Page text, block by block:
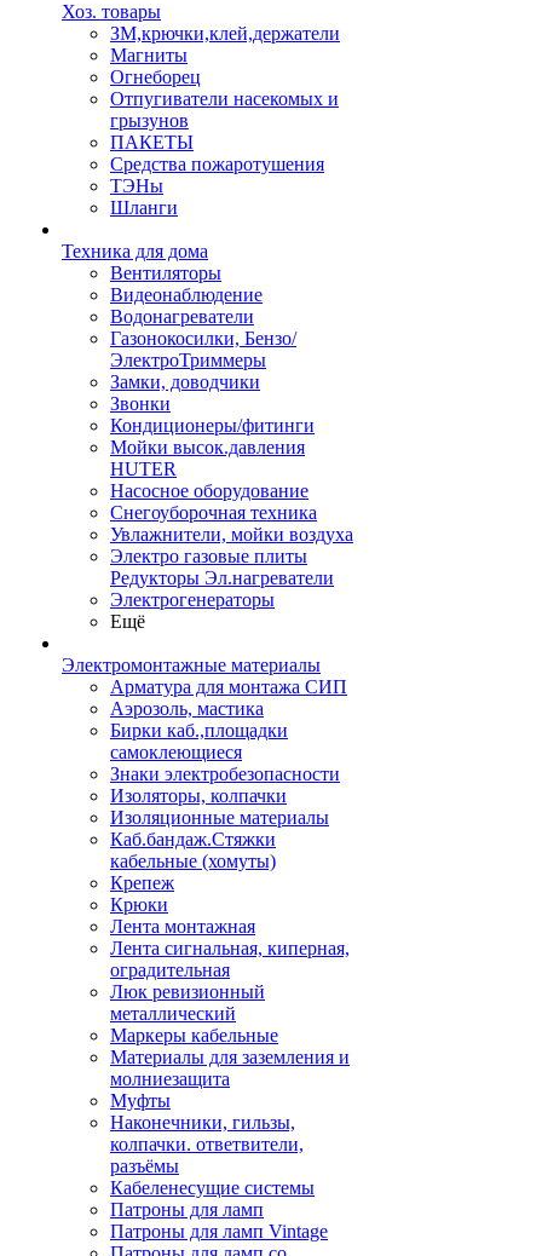
Хоз. товары
ЗМ,крючки,клей,держатели
Магниты
Огнеборец
Отпугиватели насекомых и
грызунов
ПАКЕТЫ
Средства пожаротушения
ТЭНы
Шланги
Техника для дома
Вентиляторы
Видеонаблюдение
Водонагреватели
Газонокосилки, Бензо/
ЭлектроТриммеры
Замки, доводчики
Звонки
Кондиционеры/фитинги
Мойки высок.давления
HUTER
Насосное оборудование
Снегоуборочная техника
Увлажнители, мойки воздуха
Электро газовые плиты
Редукторы Эл.нагреватели
Электрогенераторы
Ещё
Электромонтажные материалы
Арматура для монтажа СИП
Аэрозоль, мастика
Бирки каб.,площадки
самоклеющиеся
Знаки электробезопасности
Изоляторы, колпачки
Изоляционные материалы
Каб.бандаж.Стяжки
кабельные (хомуты)
Крепеж
Крюки
Лента монтажная
Лента сигнальная, киперная,
оградительная
Люк ревизионный
металлический
Маркеры кабельные
Материалы для заземления и
молниезащита
Муфты
Наконечники, гильзы,
колпачки. ответвители,
разъёмы
Кабеленесущие системы
Патроны для ламп
Патроны для ламп Vintage